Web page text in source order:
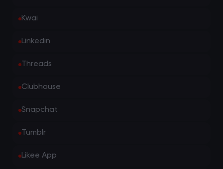
Kwai
Linkedin
Threads
Clubhouse
Snapchat
Tumblr
Likee App